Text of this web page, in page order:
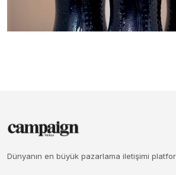
Dünyanın en büyük pazarlama iletişimi